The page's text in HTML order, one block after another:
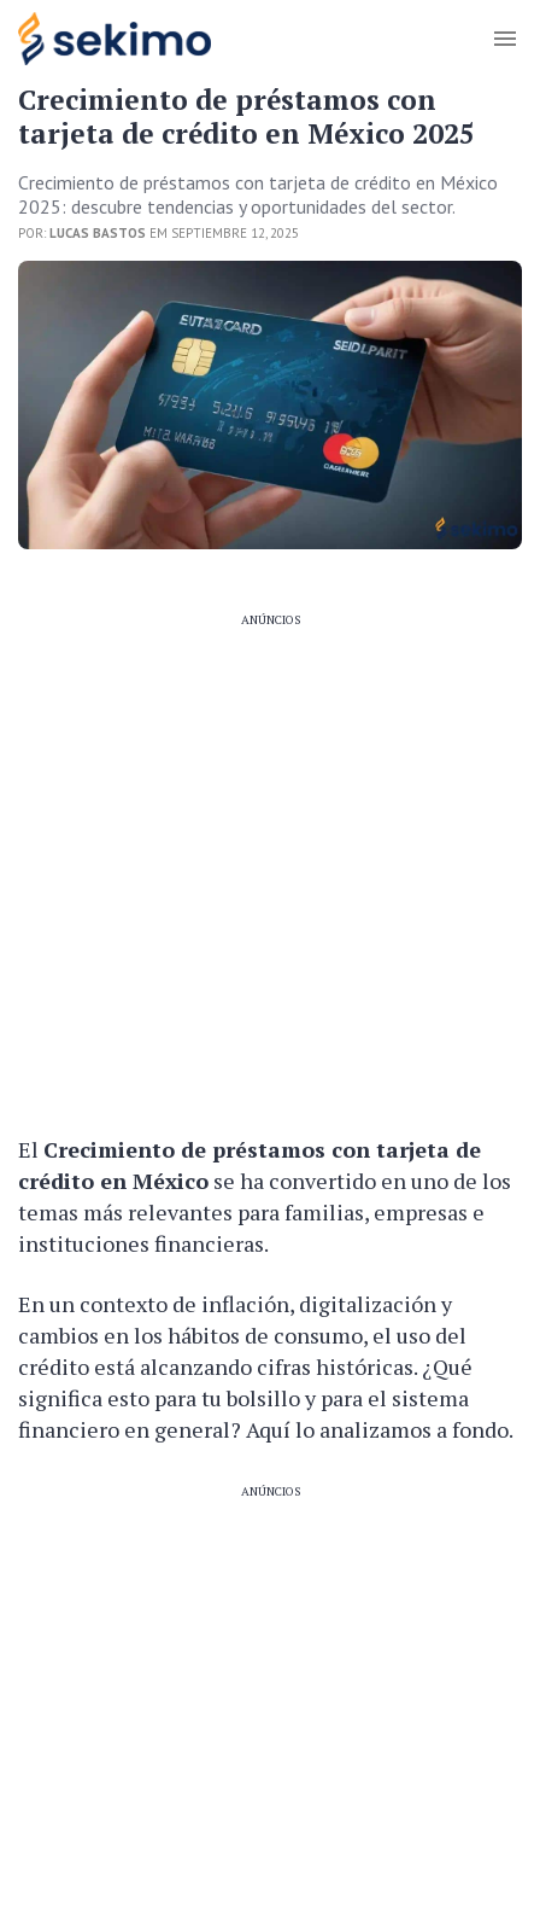
Crecimiento de préstamos con
tarjeta de crédito en México 2025
Crecimiento de préstamos con tarjeta de crédito en México
2025: descubre tendencias y oportunidades del sector.
POR: LUCAS BASTOS EM SEPTIEMBRE 12, 2025
ANÚNCIOS
El Crecimiento de préstamos con tarjeta de
crédito en México se ha convertido en uno de los
temas más relevantes para familias, empresas e
instituciones financieras.
En un contexto de inflación, digitalización y
cambios en los hábitos de consumo, el uso del
crédito está alcanzando cifras históricas. ¿Qué
significa esto para tu bolsillo y para el sistema
financiero en general? Aquí lo analizamos a fondo.
ANÚNCIOS